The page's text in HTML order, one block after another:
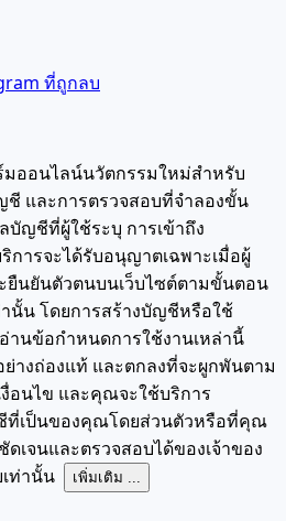
ที่ถูกลบ
ออนไลน์นวัตกรรมใหม่สำหรับ
และการตรวจสอบที่จำลองขั้น
บัญชีที่ผู้ใช้ระบุ การเข้าถึง
ารจะได้รับอนุญาตเฉพาะเมื่อผู้
ยืนยันตัวตนบนเว็บไซต์ตามขั้นตอน
นั้น โดยการสร้างบัญชีหรือใช้
นข้อกำหนดการใช้งานเหล่านี้
ย่างถ่องแท้ และตกลงที่จะผูกพันตาม
อนไข และคุณจะใช้บริการ
ที่เป็นของคุณโดยส่วนตัวหรือที่คุณ
เจนและตรวจสอบได้ของเจ้าของ
ท่านั้น
เพิ่มเติม ...